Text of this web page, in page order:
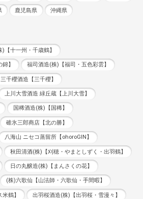
鹿児島県 沖縄県
)【十一州・千歳鶴】
】 福司酒造(株)【福司・五色彩雲】
三千櫻酒造【三千櫻】
上川大雪酒造 緑丘蔵【上川大雪】
国稀酒造(株)【国稀】
碓氷三郎商店【北の勝】
八海山 ニセコ蒸留所【ohoroGIN】
秋田清酒(株)【刈穂・やまとしずく・出羽鶴】
日の丸醸造(株)【まんさくの花】
(株)六歌仙【山法師・六歌仙・手間暇】
鶴】 出羽桜酒造(株)【出羽桜・雪漫々】